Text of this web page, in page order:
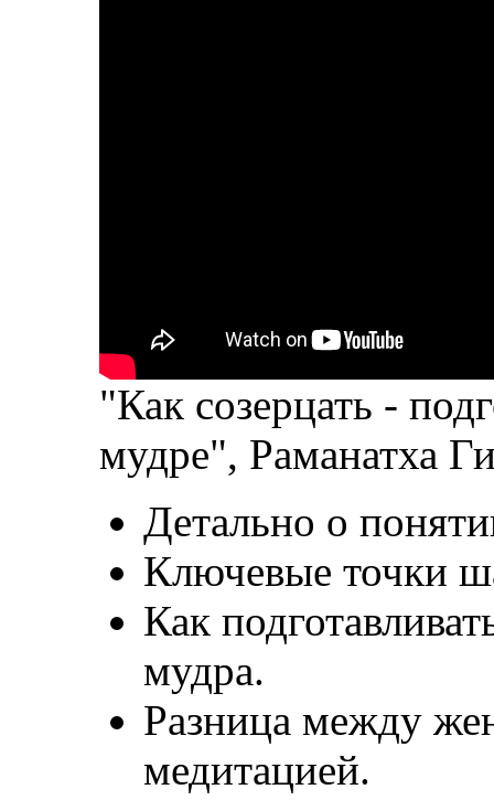
"Как созерцать -
мудре", Раманатха
Детально о
Ключевые точки
Как
мудра.
Разница между
медитацией.